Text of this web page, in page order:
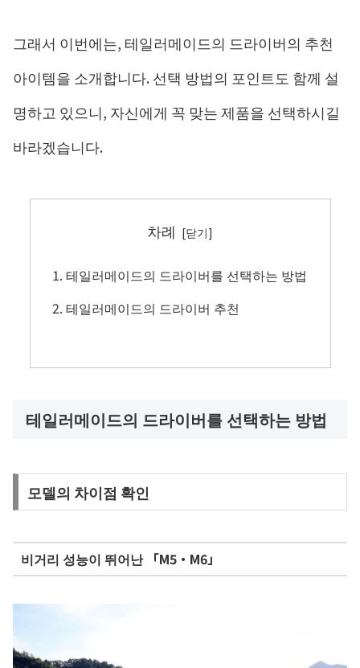
그래서 이번에는, 테일러메이드의 드라이버의 추천
아이템을 소개합니다. 선택 방법의 포인트도 함께 설
명하고 있으니, 자신에게 꼭 맞는 제품을 선택하시길
바라겠습니다.
차례
테일러메이드의 드라이버를 선택하는 방법
테일러메이드의 드라이버 추천
테일러메이드의 드라이버를 선택하는 방법
모델의 차이점 확인
비거리 성능이 뛰어난 「M5・M6」